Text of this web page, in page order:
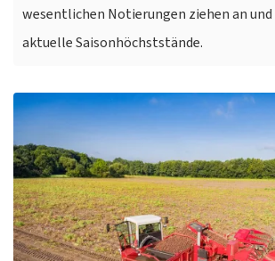
wesentlichen Notierungen ziehen an
aktuelle Saisonhöchststände.